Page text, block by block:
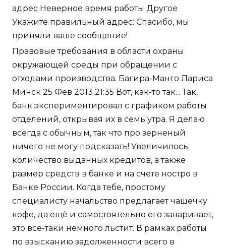
адрес Неверное время работы Другое
Укажите правильный адрес: Спасибо, мы
приняли ваше сообщение!
Правовые требования в области охраны
окружающей среды при обращении с
отходами производства. Багира-Манго Лариса
Минск 25 Фев 2013 21:35 Вот, как-то так... Так,
банк экспериментировал с графиком работы
отделений, открывая их в семь утра. Я делаю
всегда с обычным, так что про зерненый
ничего не могу подсказать! Увеличилось
количество выданных кредитов, а также
размер средств в банке и на счете ностро в
Банке России. Когда тебе, простому
специалисту начальство предлагает чашечку
кофе, да ещё и самостоятельно его заваривает,
это всё-таки немного льстит. В рамках работы
по взысканию задолженности всего в